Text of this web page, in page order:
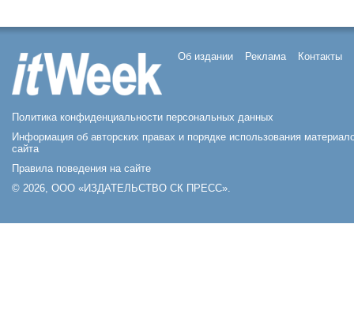
Об издании Реклама Контакты
Политика конфиденциальности персональных данных
Информация об авторских правах и порядке использования
сайта
Правила поведения на сайте
© 2026, ООО «ИЗДАТЕЛЬСТВО СК ПРЕСС».